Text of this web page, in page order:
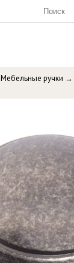
Мебельные ручки →